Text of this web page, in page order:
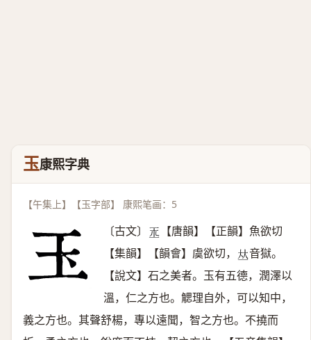
玉康熙字典
【午集上】【玉字部】 康熙笔画：5
〔古文〕 𤣪
【唐韻】【正韻】魚欲切
【集韻】【韻會】虞欲切， 𠀤音獄。
【說文】石之美者。玉有五德，潤澤以
溫，仁之方也。䚡理自外，可以知中，
義之方也。其聲舒楊，專以遠聞，智之方也。不撓而